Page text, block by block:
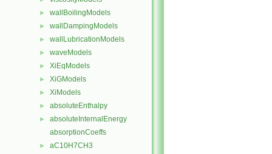
► wallBoilingModels
► wallDampingModels
► wallLubricationModels
► waveModels
► XiEqModels
► XiGModels
► XiModels
► absoluteEnthalpy
►
absoluteInternalEnergy
absorptionCoeffs
► aC10H7CH3